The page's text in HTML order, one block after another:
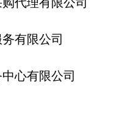
有限公司
心有限公司